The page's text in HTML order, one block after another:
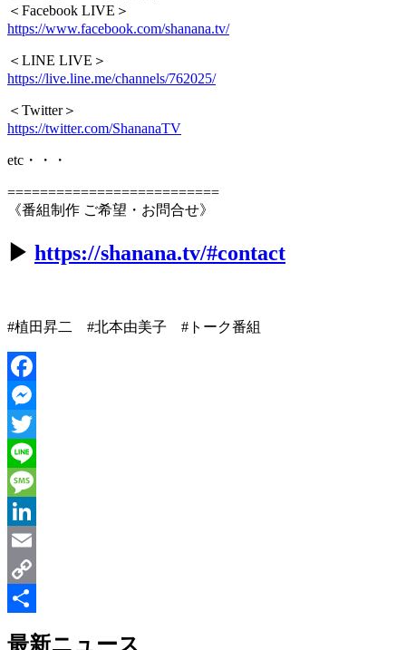
＜Facebook LIVE＞
https://www.facebook.com/shanana.tv/
＜LINE LIVE＞
https://live.line.me/channels/762025/
＜Twitter＞
https://twitter.com/ShananaTV
etc・・・
==========================
《番組制作 ご希望・お問合せ》
▶︎ https://shanana.tv/#contact
#植田昇二 #北本由美子 #トーク番組
最新ニュース